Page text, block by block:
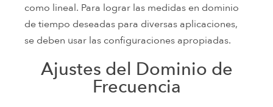
como lineal. Para lograr las medidas en dominio
de tiempo deseadas para diversas aplicaciones,
se deben usar las configuraciones apropiadas.
Ajustes del Dominio de
Frecuencia